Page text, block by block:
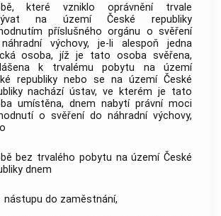
které vzniklo oprávnění trvale
na území České republiky
příslušného orgánu o svěření
výchovy, je-li alespoň jedna
osoba, jíž je tato osoba svěřena,
k trvalému pobytu na území
republiky nebo se na území České
nachází ústav, ve kterém je tato
umístěna, dnem nabytí právní moci
o svěření do náhradní výchovy,
bez trvalého pobytu na území České
dnem
nástupu do zaměstnání,